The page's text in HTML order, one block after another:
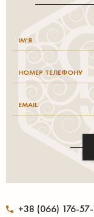
+38 (066) 176-